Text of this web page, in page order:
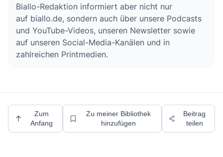
Biallo-Redaktion informiert aber nicht nur
auf biallo.de, sondern auch über unsere Podcasts
und YouTube-Videos, unseren Newsletter sowie
auf unseren Social-Media-Kanälen und in
zahlreichen Printmedien.
Zum
Anfang
Zu meiner Bibliothek
hinzufügen
Beitrag
teilen